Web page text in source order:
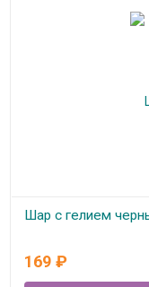
Шар с гелием
169 ₽